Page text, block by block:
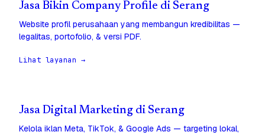
Jasa Bikin Company Profile di Serang
Website profil perusahaan yang membangun kredibilitas —
legalitas, portofolio, & versi PDF.
Lihat layanan →
Jasa Digital Marketing di Serang
Kelola iklan Meta, TikTok, & Google Ads — targeting lokal,